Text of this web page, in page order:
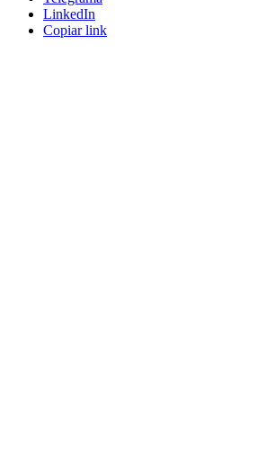
LinkedIn
Copiar link